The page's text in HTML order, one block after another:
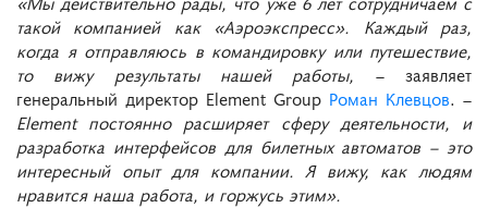
такой компанией как «Аэроэкспресс». Каждый раз,
когда я отправляюсь в командировку или путешествие,
то вижу результаты нашей работы, – заявляет
генеральный директор Element Group Роман Клевцов. –
Element постоянно расширяет сферу деятельности, и
разработка интерфейсов для билетных автоматов – это
интересный опыт для компании. Я вижу, как людям
нравится наша работа, и горжусь этим».